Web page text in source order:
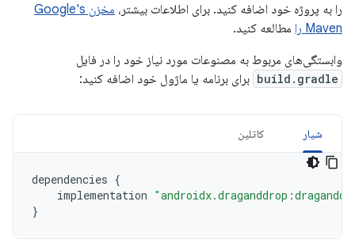
را به پروژه خود اضافه کنید. برای اطلاعات بیشتر،
مخزن Google's
Maven را
مطالعه کنید.
وابستگی‌های مربوط به مصنوعات مورد نیاز خود را در فایل
build.gradle برای برنامه یا ماژول خود اضافه کنید:
شیار کاتلین
dependencies {
implementation
}